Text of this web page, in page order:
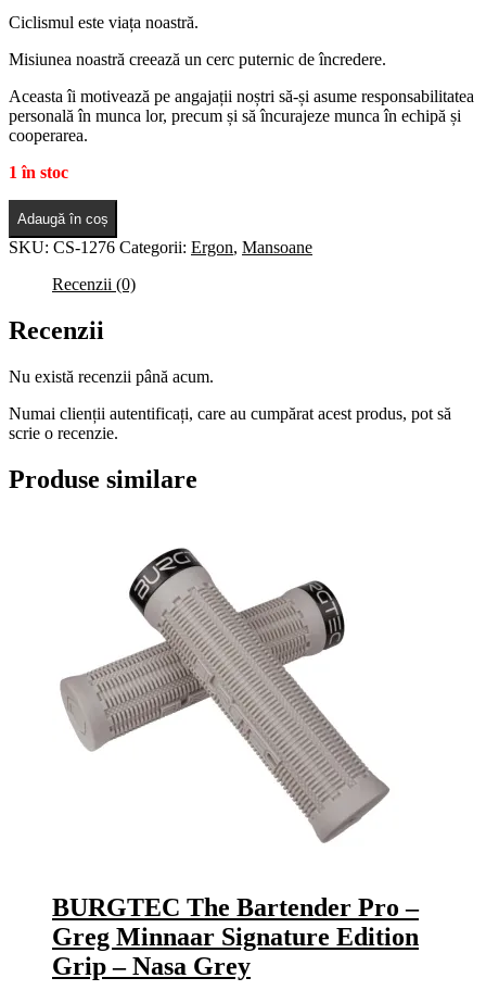
Ciclismul este viața noastră.
Misiunea noastră creează un cerc puternic de încredere.
Aceasta îi motivează pe angajații noștri să-și asume responsabilitatea
personală în munca lor, precum și să încurajeze munca în echipă și
cooperarea.
1 în stoc
Adaugă în coș
SKU: CS-1276 Categorii: Ergon, Mansoane
Recenzii (0)
Recenzii
Nu există recenzii până acum.
Numai clienții autentificați, care au cumpărat acest produs, pot să
scrie o recenzie.
Produse similare
BURGTEC The Bartender Pro –
Greg Minnaar Signature Edition
Grip – Nasa Grey